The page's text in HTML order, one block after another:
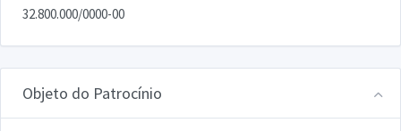
32.800.000/0000-00
Objeto do Patrocínio